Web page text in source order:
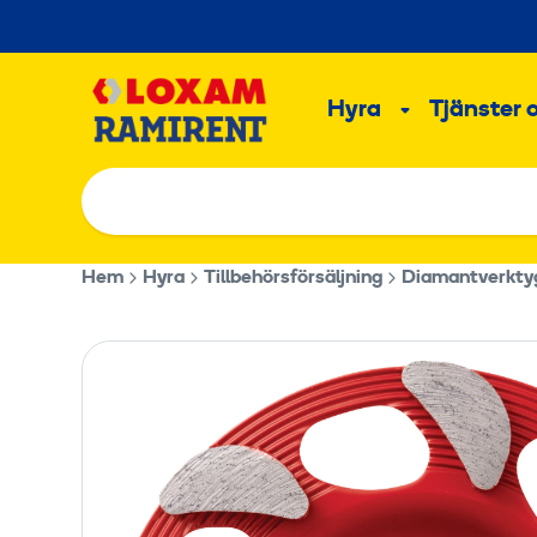
till
Hyra Undermeny
Tjänster
Hem Hyra Tillbehörsförsäljning